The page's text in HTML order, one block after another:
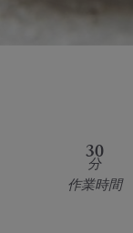
30
分
作業時間